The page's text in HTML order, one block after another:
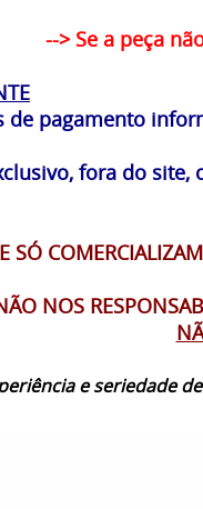
--> Se a peça
de pagamento
fora do
SÓ
NOS
e seriedade